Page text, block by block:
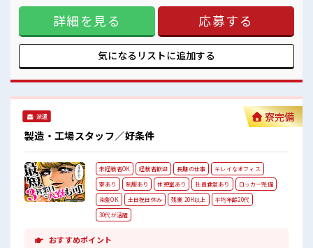
でも安心してスタートできます☆ クリーンルーム内で空調が
完備されているのでこれからの季節もカイテキにお仕事でき
ちゃいます♪ 通勤は自転車・バイク・自動車・公共交通機関
なんでもOK！ 社員食堂も完備されており1食ナント180円
～！ 温かくておいしいご飯が食べられます☆ 働きやすさバツ
グンの環境が整っている職場です♪ ■職場の雰囲気 活気あふ
ヘアカラーもOKなのはウレシイPoint☆ 一息つける休憩スペ
ースやロッカーも完備！ 制服も無料貸与なので準備の必要な
詳細を見る 応募する
気になるリストに追加する
派遣
製造・工場スタッフ／好条件
寮完備
未経験者OK 経験者歓迎 長期の仕事
キレイなオフィス
寮あり
制服あり 休憩室あり 社員食堂あり
ロッカー完備
染髪OK
土日祝日休み 残業 20H以上
平均年齢20代
30代が活躍
おすすめポイント